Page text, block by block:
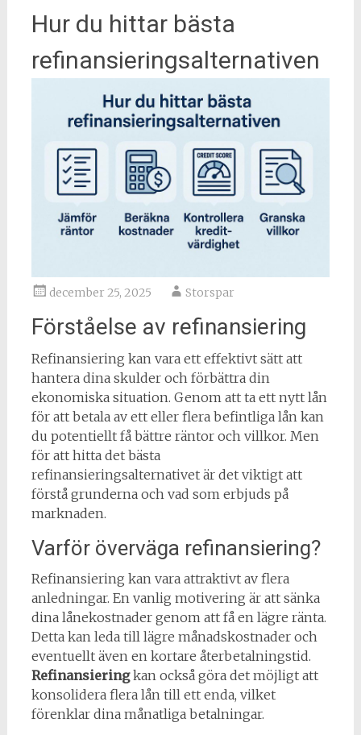
Hur du hittar bästa
refinansieringsalternativen
december 25, 2025 Storspar
Förståelse av refinansiering
Refinansiering kan vara ett effektivt sätt att
hantera dina skulder och förbättra din
ekonomiska situation. Genom att ta ett nytt lån
för att betala av ett eller flera befintliga lån kan
du potentiellt få bättre räntor och villkor. Men
för att hitta det bästa
refinansieringsalternativet är det viktigt att
förstå grunderna och vad som erbjuds på
marknaden.
Varför överväga refinansiering?
Refinansiering kan vara attraktivt av flera
anledningar. En vanlig motivering är att sänka
dina lånekostnader genom att få en lägre ränta.
Detta kan leda till lägre månadskostnader och
eventuellt även en kortare återbetalningstid.
Refinansieringkan också göra det möjligt att
konsolidera flera lån till ett enda, vilket
förenklar dina månatliga betalningar.